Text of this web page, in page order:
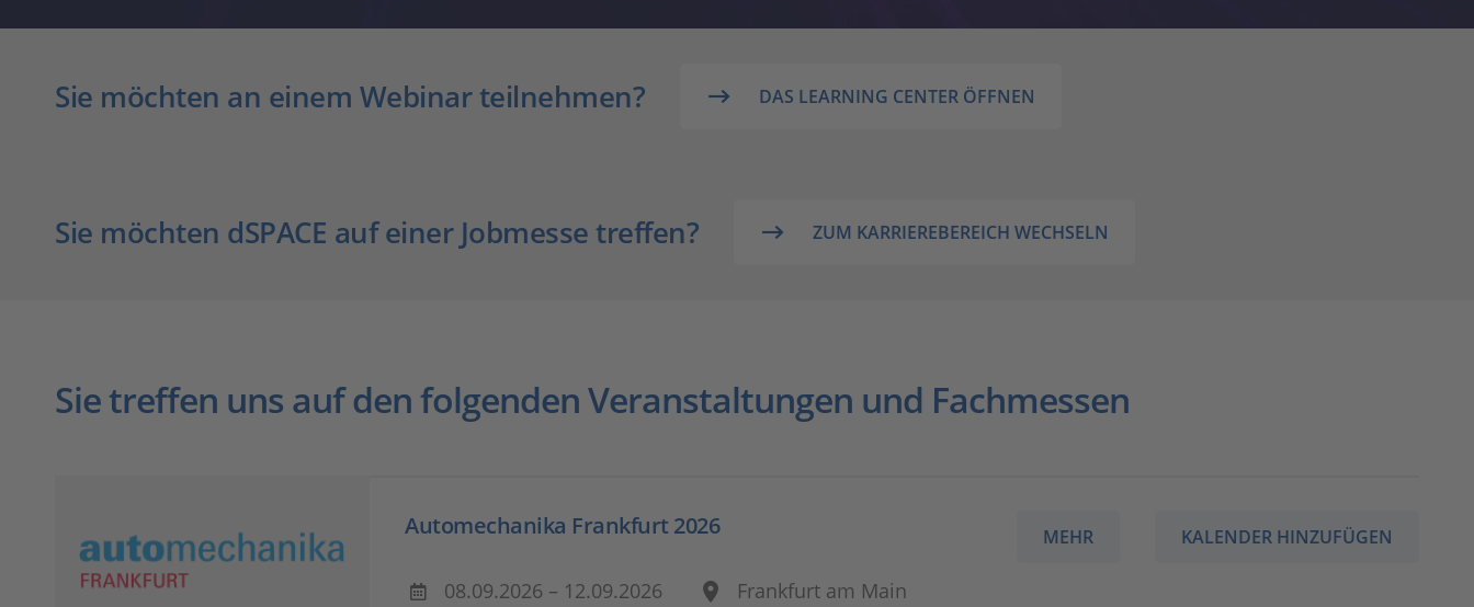
Sie möchten an einem Webinar teilnehmen? DAS LEARNING CENTER ÖFFNEN
Sie möchten dSPACE auf einer Jobmesse treffen? ZUM KARRIEREBEREICH WECHSELN
Sie treffen uns auf den folgenden Veranstaltungen und Fachmessen
Automechanika Frankfurt 2026
08.09.2026 – 12.09.2026 Frankfurt am Main
MEHR KALENDER HINZUFÜGEN